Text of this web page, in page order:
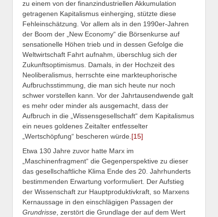
zu einem von der finanzindustriellen Akkumulation
getragenen Kapitalismus einherging, stützte diese
Fehleinschätzung. Vor allem als in den 1990er-Jahren
der Boom der „New Economy“ die Börsenkurse auf
sensationelle Höhen trieb und in dessen Gefolge die
Weltwirtschaft Fahrt aufnahm, überschlug sich der
Zukunftsoptimismus. Damals, in der Hochzeit des
Neoliberalismus, herrschte eine markteuphorische
Aufbruchsstimmung, die man sich heute nur noch
schwer vorstellen kann. Vor der Jahrtausendwende galt
es mehr oder minder als ausgemacht, dass der
Aufbruch in die „Wissensgesellschaft“ dem Kapitalismus
ein neues goldenes Zeitalter entfesselter
„Wertschöpfung“ bescheren würde. [15]
Etwa 130 Jahre zuvor hatte Marx im
„Maschinenfragment“ die Gegenperspektive zu dieser
das gesellschaftliche Klima Ende des 20. Jahrhunderts
bestimmenden Erwartung vorformuliert. Der Aufstieg
der Wissenschaft zur Hauptproduktivkraft, so Marxens
Kernaussage in den einschlägigen Passagen der
Grundrisse, zerstört die Grundlage der auf dem Wert